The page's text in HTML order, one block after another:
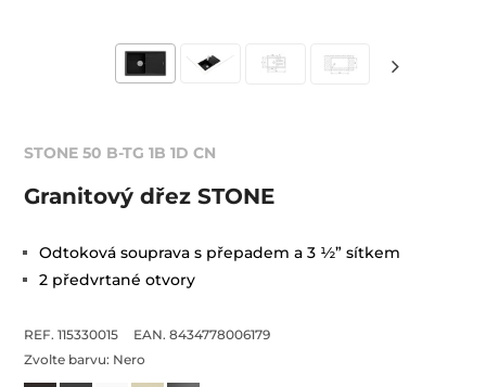
STONE 50 B-TG 1B 1D CN
Granitový dřez STONE
Odtoková souprava s přepadem a 3 ½” sítkem
2 předvrtané otvory
REF. 115330015
EAN. 8434778006179
Zvolte barvu: Nero